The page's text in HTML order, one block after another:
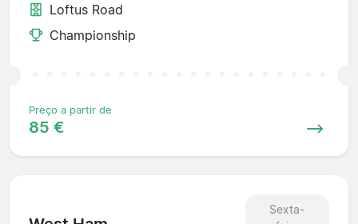
Loftus Road
Championship
Preço a partir de
85 €
Sexta-